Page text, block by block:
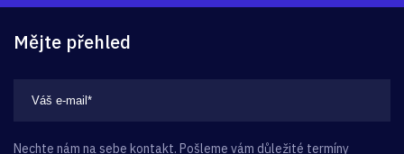
Mějte přehled
Nechte nám na sebe kontakt. Pošleme vám důležité termíny